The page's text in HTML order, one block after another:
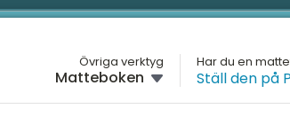
Har du en
Ställ den på
Övriga verktyg
Matteboken
HÖGSKOLEPROV